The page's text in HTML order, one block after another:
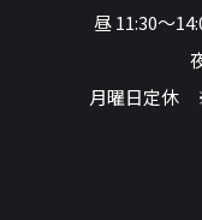
昼 11:30～
月曜日定休